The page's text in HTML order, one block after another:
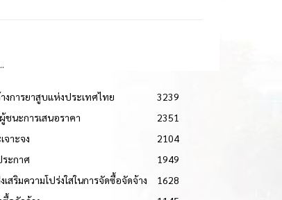
งการยาสูบแห่งประเทศไทย
3239
ชนะการเสนอราคา
2351
จาะจง
2104
ะกาศ
1949
เสริมความโปร่งใสในการจัดซื้อจัดจ้าง
1628